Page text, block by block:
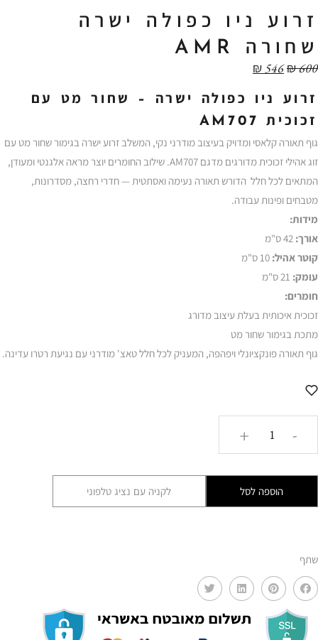
זרוע ניו כפולה ישרה
שחורה AMR
₪600
₪546
זרוע ניו כפולה ישרה – שחור מט עם
זכוכית AM707
גוף תאורה קלאסי ומדויק בעיצוב מודרני נקי, המשלב זרוע ישרה בגימור שחור מט עם
זוג אהילי זכוכית מדורגים מדגם AM707. שילוב החומרים יוצר מראה אלגנטי ומעודן,
המתאים לכל חלל הדורש תאורה נעימה ואסתטית — חדרי רחצה, מסדרונות,
מטבחים ופינות עבודה.
מידות:
אורך:
קוטר אהיל:
עומק:
חומרים:
זכוכית איכותית בעלת עיצוב מדורג
מתכת בגימור שחור מט
גוף תאורה פונקציונלי ויפהפה, המעניק לכל חלל טאצ' מודרני עם נגיעת רטרו עדינה.
-
+
הוספה לסל לקניה עם נציג טלפוני
שתף